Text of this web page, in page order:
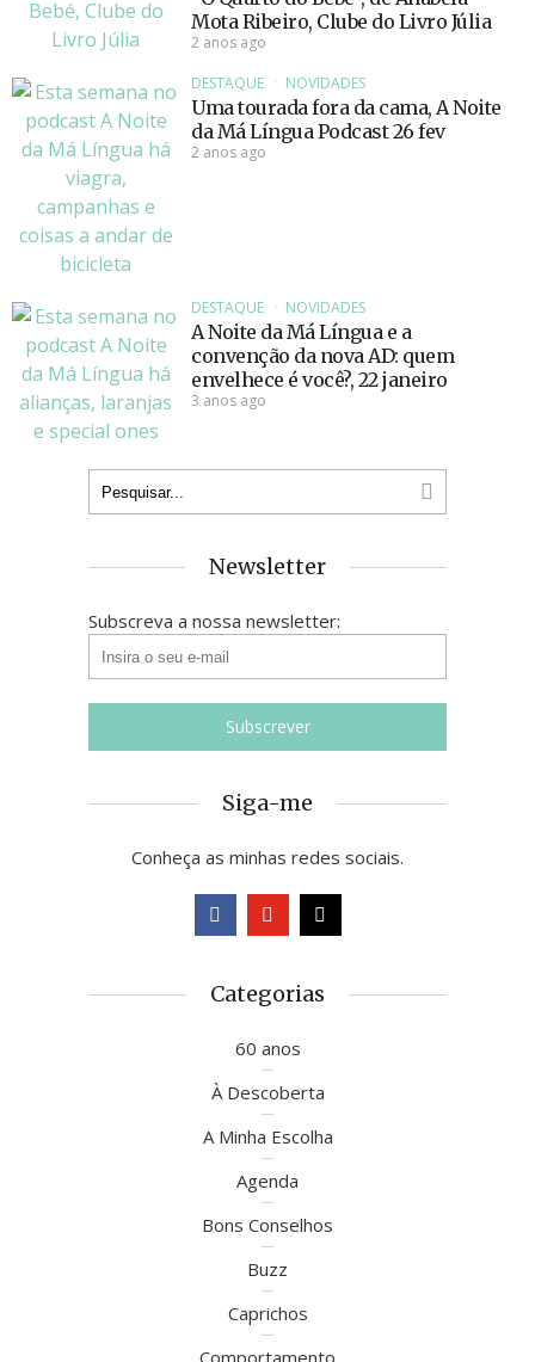
Mota Ribeiro, Clube do Livro Júlia
2 anos ago
DESTAQUE
NOVIDADES
Uma tourada fora da cama, A Noite
da Má Língua Podcast 26 fev
2 anos ago
DESTAQUE NOVIDADES
A Noite da Má Língua e a
convenção da nova AD: quem
envelhece é você?, 22 janeiro
3 anos ago
Newsletter
Subscreva a nossa newsletter:
Siga-me
Conheça as minhas redes sociais.
Categorias
60 anos
À Descoberta
A Minha Escolha
Agenda
Bons Conselhos
Buzz
Caprichos
Comportamento